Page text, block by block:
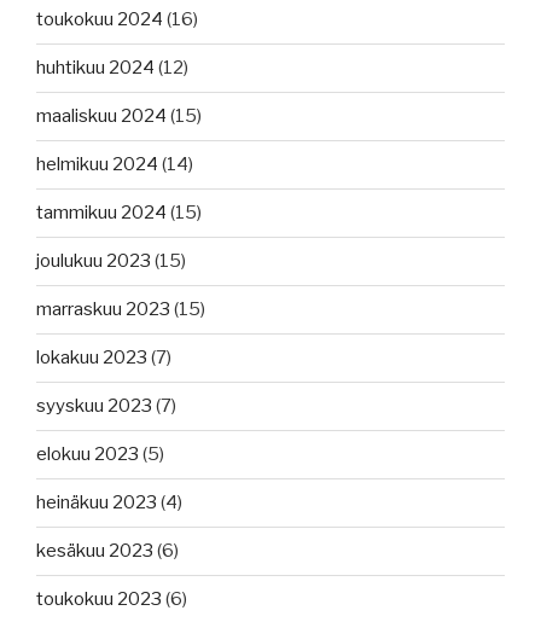
toukokuu 2024 (16)
huhtikuu 2024 (12)
maaliskuu 2024 (15)
helmikuu 2024 (14)
tammikuu 2024 (15)
joulukuu 2023 (15)
marraskuu 2023 (15)
lokakuu 2023 (7)
syyskuu 2023 (7)
elokuu 2023 (5)
heinäkuu 2023 (4)
kesäkuu 2023 (6)
toukokuu 2023 (6)